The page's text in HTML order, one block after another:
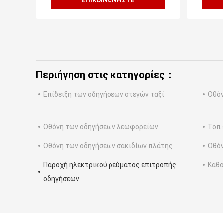
Περιήγηση στις κατηγορίες：
Επίδειξη των οδηγήσεων στεγών ταξί
Οθόνη των οδηγήσεων λεωφορείων Τοπ
Οθόνη των οδηγήσεων σακιδίων πλάτης
Παροχή ηλεκτρικού ρεύματος επιτροπής
οδηγήσεων